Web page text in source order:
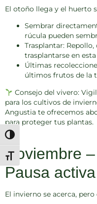
Alternar alto contraste
Alternar tamaño de letra
El otoño llega y el huerto
Sembrar
rúcula pueden
Trasplantar:
trasplantarse en
Últimas
últimos frutos de la
Consejo del vivero:
para los cultivos de
Angustia te ofrecemos
para proteger tus plantas.
Noviembre
Pausa activa
El invierno se acerca,